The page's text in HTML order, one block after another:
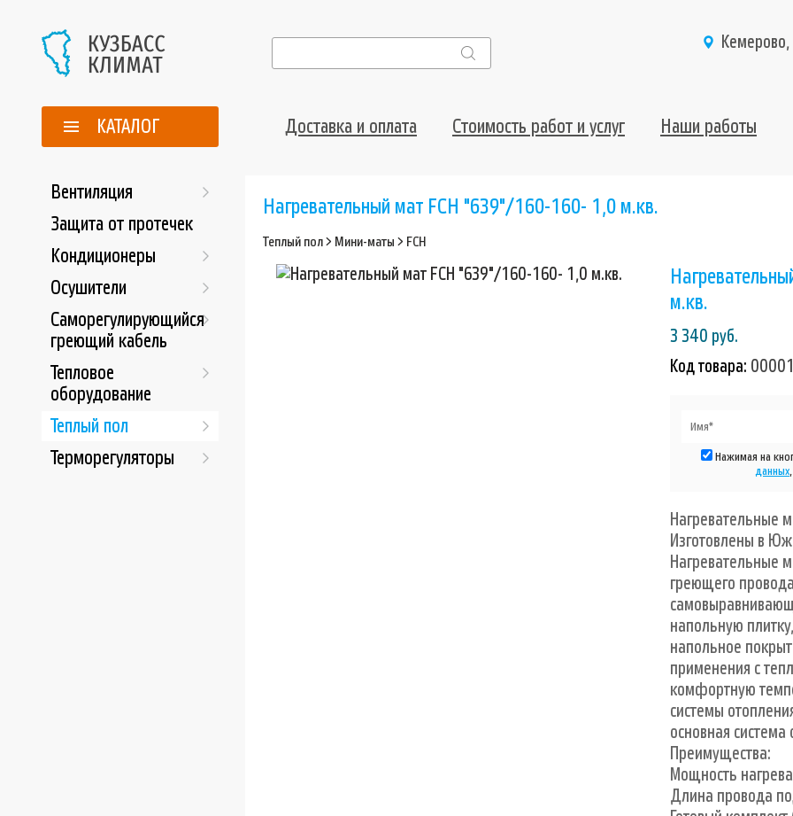
КАТАЛОГ Доставка и оплата Стоимость работ и услуг Наши работы
Вентиляция
Защита от протечек
Кондиционеры
Осушители
Саморегулирующийся
греющий кабель
Тепловое
оборудование
Теплый пол
Терморегуляторы
Нагревательный мат FCH "639"/160-160- 1,0 м.кв.
Теплый пол> Мини-маты > FCH
м.кв.
3 340 руб.
Код товара:
Нажимая на
данных
Нагревательные
Изготовлены в
Нагревательные
греющего
напольную
напольное
применения с
комфортную
системы
основная
Преимущества:
Мощность
Длина провода